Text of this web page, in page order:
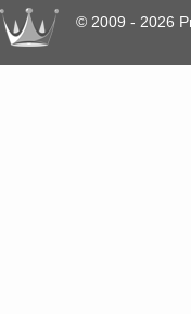
© 2009 - 2026